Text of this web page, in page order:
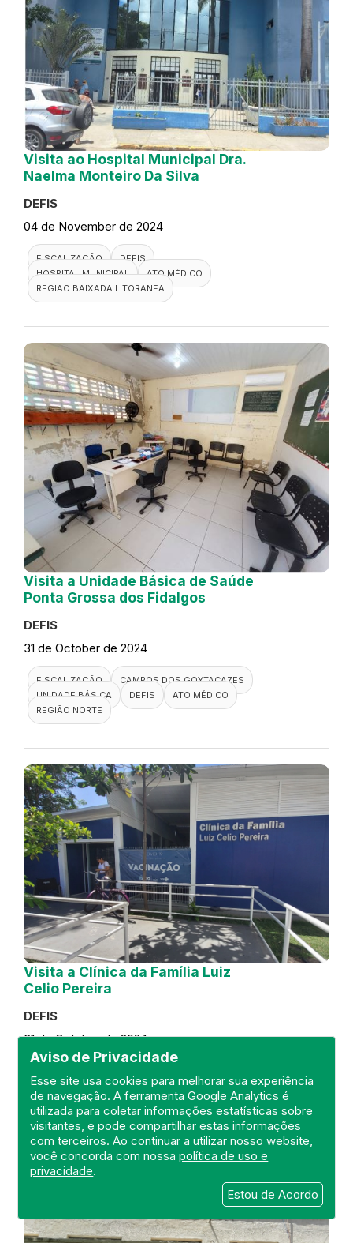
Aviso de Privacidade
Esse site usa cookies para melhorar sua experiência
de navegação. A ferramenta Google Analytics é
utilizada para coletar informações estatísticas sobre
visitantes, e pode compartilhar estas informações
com terceiros. Ao continuar a utilizar nosso website,
você concorda com nossapolítica de uso e
privacidade.
Estou de Acordo
Visita ao Hospital Municipal Dra.
Naelma Monteiro Da Silva
DEFIS
04 de November de 2024
FISCALIZAÇÃO
DEFIS
HOSPITAL MUNICIPAL
ATO MÉDICO
REGIÃO BAIXADA LITORANEA
Visita a Unidade Básica de Saúde
Ponta Grossa dos Fidalgos
DEFIS
31 de October de 2024
FISCALIZAÇÃO
CAMPOS DOS GOYTACAZES
UNIDADE BÁSICA
DEFIS
ATO MÉDICO
REGIÃO NORTE
Visita a Clínica da Família Luiz
Celio Pereira
DEFIS
31 de October de 2024
REGIÃO METROPOLITANA
DEFIS
ATO MÉDICO
CLÍNICA DA FAMÍLIA